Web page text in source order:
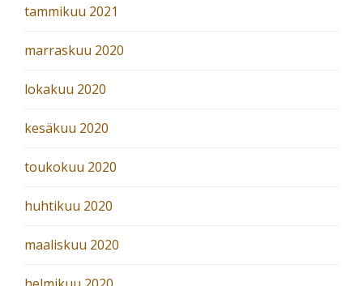
tammikuu 2021
marraskuu 2020
lokakuu 2020
kesäkuu 2020
toukokuu 2020
huhtikuu 2020
maaliskuu 2020